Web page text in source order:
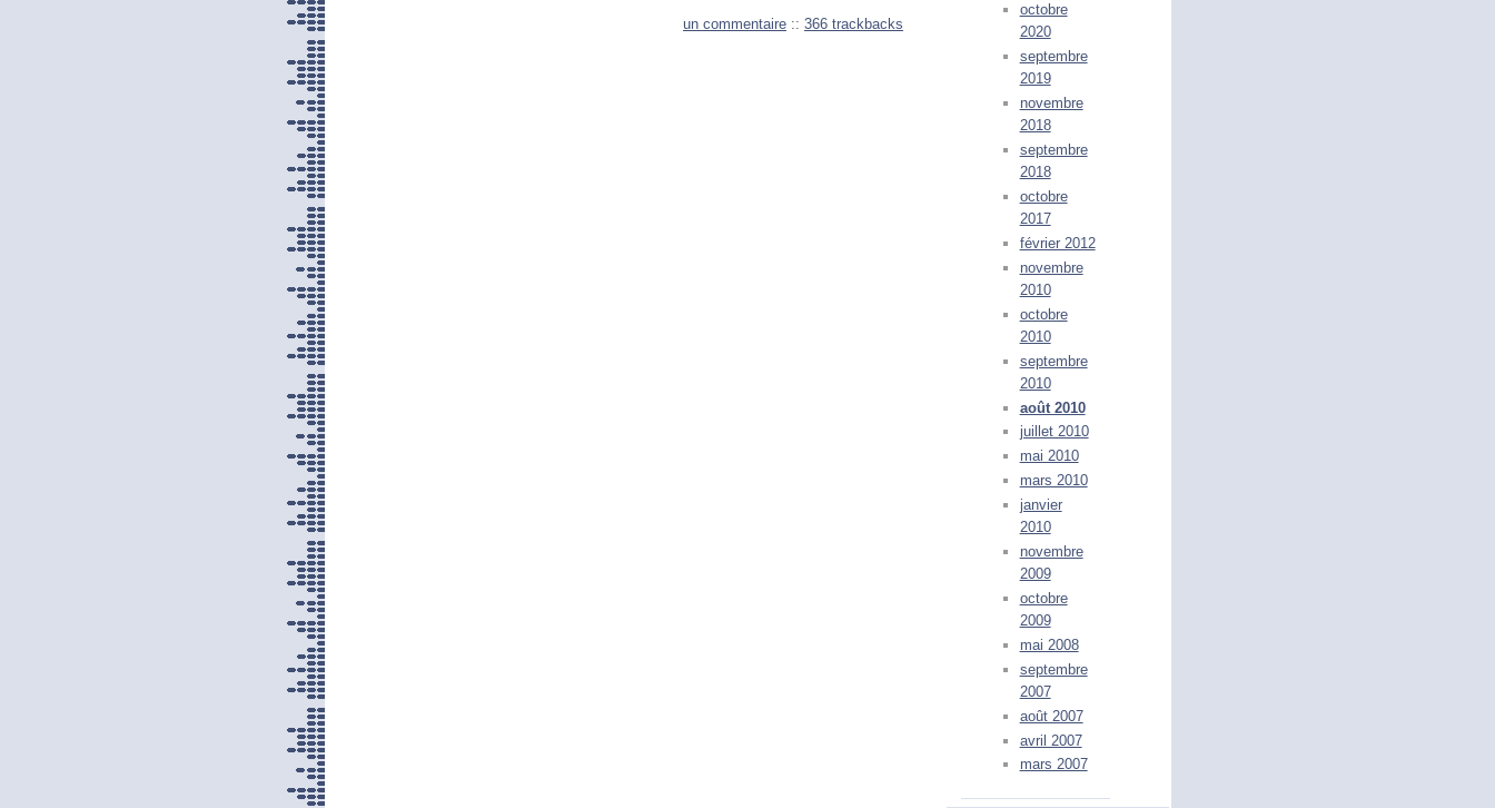
octobre
2020
septembre
2019
novembre
2018
septembre
2018
octobre
2017
février 2012
novembre
2010
octobre
2010
septembre
2010
août 2010
juillet 2010
mai 2010
mars 2010
janvier
2010
novembre
2009
octobre
2009
mai 2008
septembre
2007
août 2007
avril 2007
mars 2007
un commentaire :: 366 trackbacks